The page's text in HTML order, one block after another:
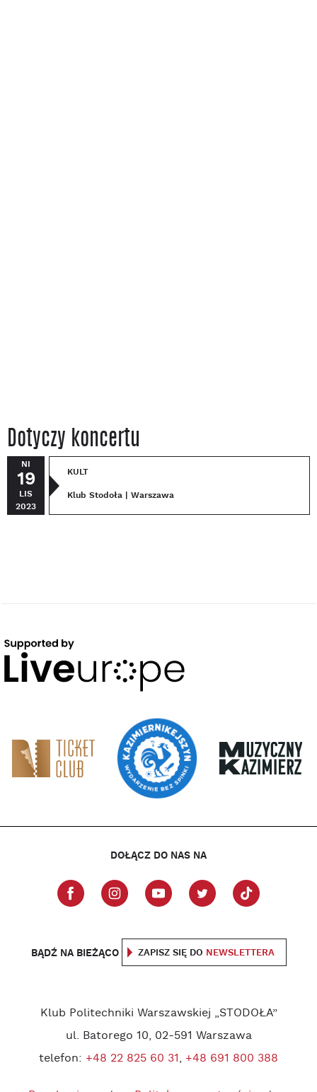
Dotyczy koncertu
NI
19
LIS
2023
KULT
Klub Stodoła | Warszawa
DOŁĄCZ DO NAS NA
BĄDŹ NA BIEŻĄCO ZAPISZ SIĘ DO NEWSLETTERA
Klub Politechniki Warszawskiej „STODOŁA”
ul. Batorego 10, 02-591 Warszawa
telefon: +48 22 825 60 31, +48 691 800 388